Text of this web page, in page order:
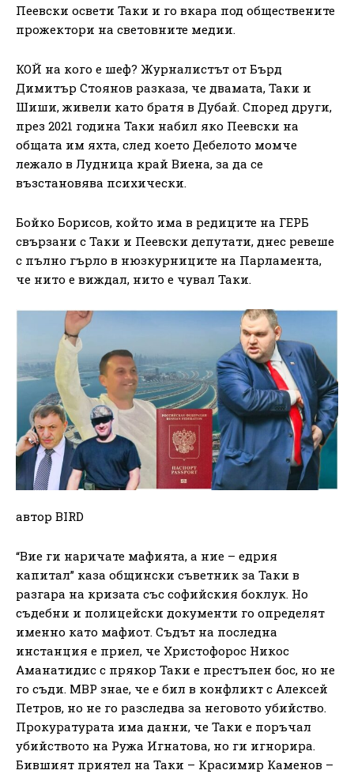
Пеевски освети Таки и го вкара под обществените
прожектори на световните медии.
КОЙ на кого е шеф? Журналистът от Бърд
Димитър Стоянов разказа, че двамата, Таки и
Шиши, живели като братя в Дубай. Според други,
през 2021 година Таки набил яко Пеевски на
общата им яхта, след което Дебелото момче
лежало в Лудница край Виена, за да се
възстановява психически.
Бойко Борисов, който има в редиците на ГЕРБ
свързани с Таки и Пеевски депутати, днес ревеше
с пълно гърло в нюзкурниците на Парламента,
че нито е виждал, нито е чувал Таки.
автор BIRD
“Вие ги наричате мафията, а ние – едрия
капитал” каза общински съветник за Таки в
разгара на кризата със софийския боклук. Но
съдебни и полицейски документи го определят
именно като мафиот. Съдът на последна
инстанция е приел, че Христофорос Никос
Аманатидис с прякор Таки е престъпен бос, но не
го съди. МВР знае, че е бил в конфликт с Алексей
Петров, но не го разследва за неговото убийство.
Прокуратурата има данни, че Таки е поръчал
убийството на Ружа Игнатова, но ги игнорира.
Бившият приятел на Таки – Красимир Каменов –